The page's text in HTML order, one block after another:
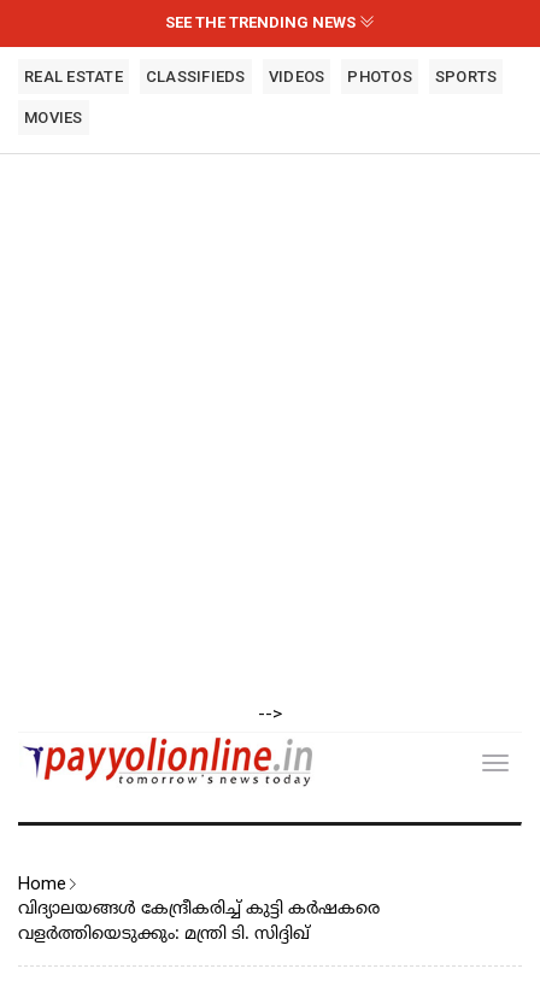
SEE THE TRENDING NEWS
REAL ESTATE CLASSIFIEDS VIDEOS PHOTOS SPORTS
MOVIES
-->
Home
വിദ്യാലയങ്ങൾ കേന്ദ്രീകരിച്ച് കുട്ടി കർഷകരെ
വളർത്തിയെടുക്കും: മന്ത്രി ടി. സിദ്ദിഖ്